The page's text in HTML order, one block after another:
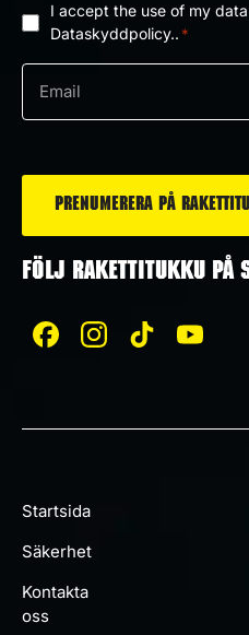
Dataskyddpolicy
*
I accept the use of my
Dataskyddpolicy.. *
post
FÖLJ RAKETTITUKKU PÅ
Startsida
Säkerhet
Kontakta
oss